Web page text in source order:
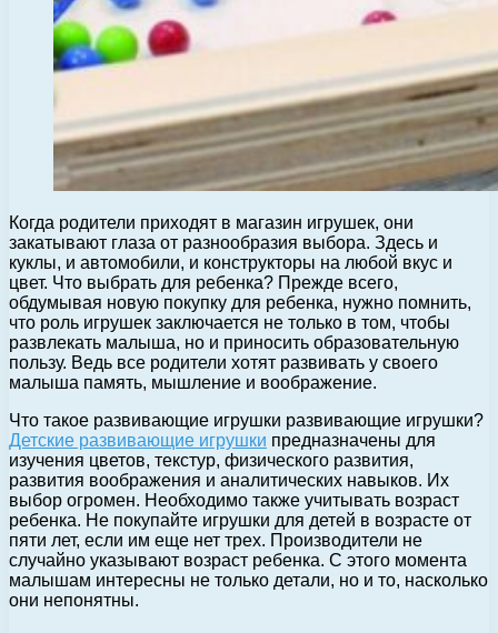
Когда родители приходят в магазин игрушек, они
закатывают глаза от разнообразия выбора. Здесь и
куклы, и автомобили, и конструкторы на любой вкус и
цвет. Что выбрать для ребенка? Прежде всего,
обдумывая новую покупку для ребенка, нужно помнить,
что роль игрушек заключается не только в том, чтобы
развлекать малыша, но и приносить образовательную
пользу. Ведь все родители хотят развивать у своего
малыша память, мышление и воображение.
Что такое развивающие игрушки развивающие игрушки?
Детские развивающие игрушки предназначены для
изучения цветов, текстур, физического развития,
развития воображения и аналитических навыков. Их
выбор огромен. Необходимо также учитывать возраст
ребенка. Не покупайте игрушки для детей в возрасте от
пяти лет, если им еще нет трех. Производители не
случайно указывают возраст ребенка. С этого момента
малышам интересны не только детали, но и то, насколько
они непонятны.